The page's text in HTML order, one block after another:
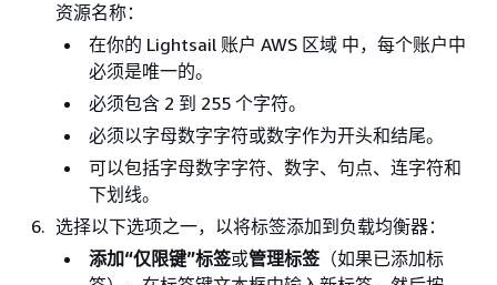
资源名称：
在你的 Lightsail 账户 AWS 区域 中，每个账户中
必须是唯一的。
必须包含 2 到 255 个字符。
必须以字母数字字符或数字作为开头和结尾。
可以包括字母数字字符、数字、句点、连字符和
下划线。
选择以下选项之一，以将标签添加到负载均衡器：
添加“仅限键”标签或管理标签 （如果已添加标